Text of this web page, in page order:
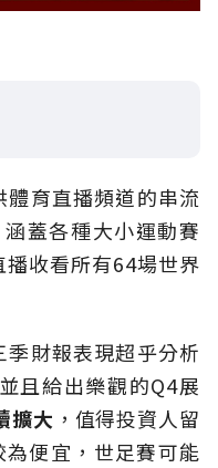
育直播頻道的串流
蓋各種大小運動賽
收看所有64場世界
財報表現超乎分析
且給出樂觀的Q4展
擴大 ，值得投資人留
便宜，世足賽可能